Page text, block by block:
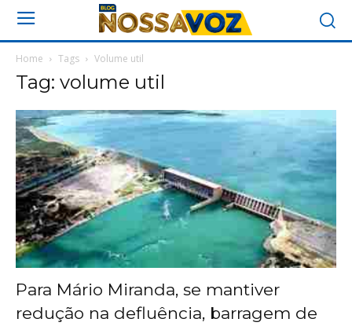
Home Tags Volume util
Tag: volume util
Para Mário Miranda, se mantiver
redução na defluência, barragem de